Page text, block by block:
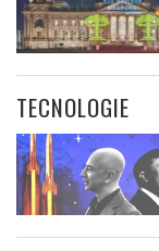
TECNOLOGIE